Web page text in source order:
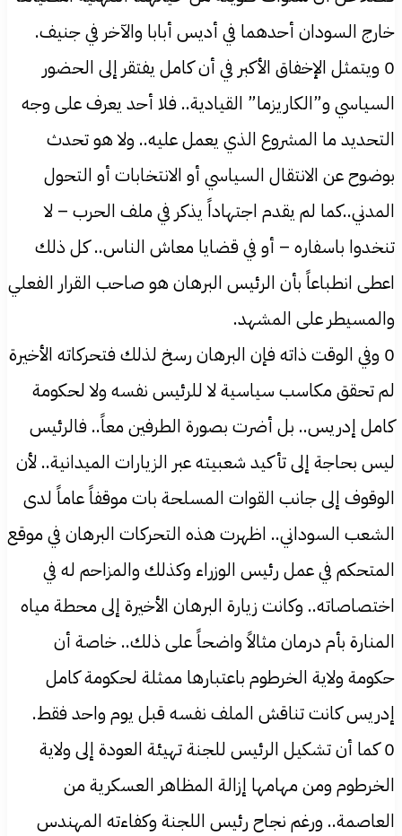
خارج السودان أحدهما في أديس أبابا والآخر في جنيف.
0 ويتمثل الإخفاق الأكبر في أن كامل يفتقر إلى الحضور
السياسي و”الكاريزما” القيادية.. فلا أحد يعرف على وجه
التحديد ما المشروع الذي يعمل عليه.. ولا هو تحدث
بوضوح عن الانتقال السياسي أو الانتخابات أو التحول
المدني..كما لم يقدم اجتهاداً يذكر في ملف الحرب – لا
تنخدوا باسفاره – أو في قضايا معاش الناس.. كل ذلك
اعطى انطباعاً بأن الرئيس البرهان هو صاحب القرار الفعلي
والمسيطر على المشهد.
0 وفي الوقت ذاته فإن البرهان رسخ لذلك فتحركاته الأخيرة
لم تحقق مكاسب سياسية لا للرئيس نفسه ولا لحكومة
كامل إدريس.. بل أضرت بصورة الطرفين معاً.. فالرئيس
ليس بحاجة إلى تأكيد شعبيته عبر الزيارات الميدانية.. لأن
الوقوف إلى جانب القوات المسلحة بات موقفاً عاماً لدى
الشعب السوداني.. اظهرت هذه التحركات البرهان في موقع
المتحكم في عمل رئيس الوزراء وكذلك والمزاحم له في
اختصاصاته.. وكانت زيارة البرهان الأخيرة إلى محطة مياه
المنارة بأم درمان مثالاً واضحاً على ذلك.. خاصة أن
حكومة ولاية الخرطوم باعتبارها ممثلة لحكومة كامل
إدريس كانت تناقش الملف نفسه قبل يوم واحد فقط.
0 كما أن تشكيل الرئيس للجنة تهيئة العودة إلى ولاية
الخرطوم ومن مهامها إزالة المظاهر العسكرية من
العاصمة.. ورغم نجاح رئيس اللجنة وكفاءته المهندس